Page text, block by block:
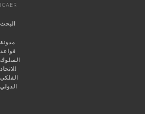
ICAER
البحث
مدونة
قواعد
السلوك
للاتحاد
الفلكي
الدولي